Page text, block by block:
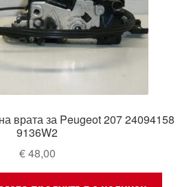
врата за Peugeot 207 24094158
9136W2
€48,00